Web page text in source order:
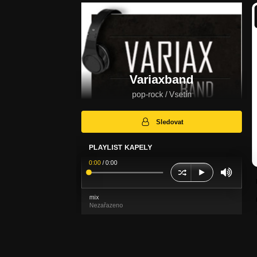
Variaxband
pop-rock / Vsetín
Sledovat
PLAYLIST KAPELY
0:00 /0:00
mix
Nezařazeno